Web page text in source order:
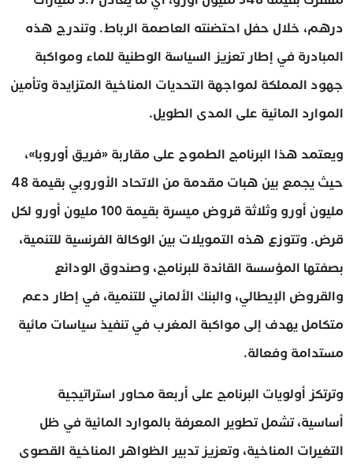
درهم، خلال حفل احتضنته العاصمة الرباط. وتندرج هذه
المبادرة في إطار تعزيز السياسة الوطنية للماء ومواكبة
جهود المملكة لمواجهة التحديات المناخية المتزايدة وتأمين
الموارد المائية على المدى الطويل.
ويعتمد هذا البرنامج الطموح على مقاربة «فريق أوروبا»،
حيث يجمع بين هبات مقدمة من الاتحاد الأوروبي بقيمة 48
مليون أورو وثلاثة قروض ميسرة بقيمة 100 مليون أورو لكل
قرض. وتتوزع هذه التمويلات بين الوكالة الفرنسية للتنمية،
بصفتها المؤسسة القائدة للبرنامج، وصندوق الودائع
والقروض الإيطالي، والبنك الألماني للتنمية، في إطار دعم
متكامل يهدف إلى مواكبة المغرب في تنفيذ سياسات مائية
مستدامة وفعالة.
وترتكز أولويات البرنامج على أربعة محاور استراتيجية
أساسية، تشمل تطوير المعرفة بالموارد المائية في ظل
التغيرات المناخية، وتعزيز تدبير الظواهر المناخية القصوى